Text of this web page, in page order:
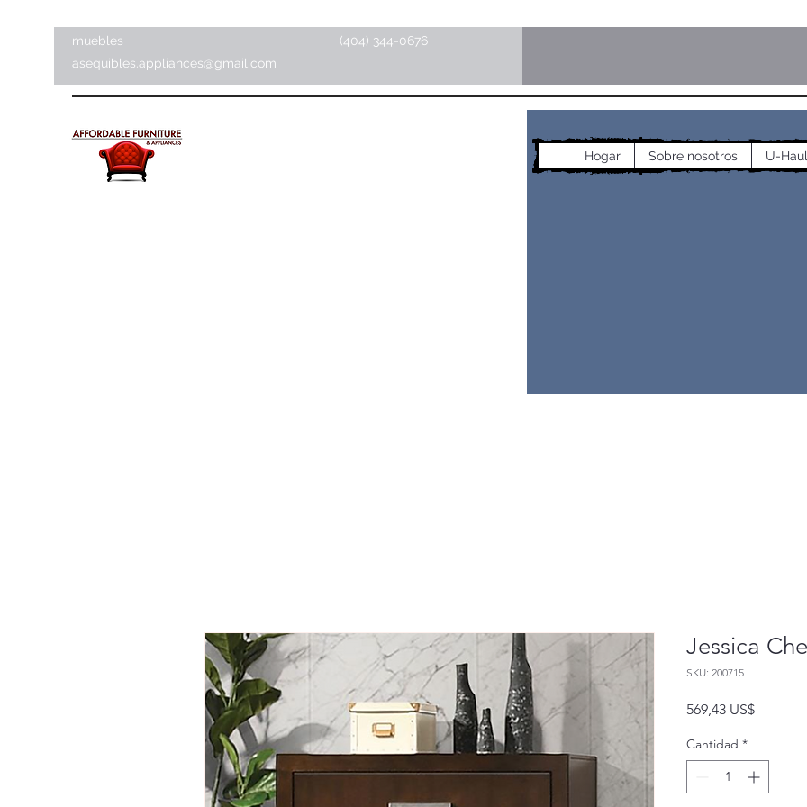
muebles
asequibles.appliances@gmail.com
(404) 344-0676
Hogar Sobre nosotros U-Haul
Jessica
SKU: 200715
569,43 US$Precio
Cantidad *